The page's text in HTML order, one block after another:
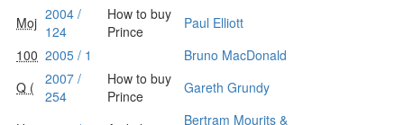
Moj 2004 /
124
How to buy
Prince
Paul Elliott
100 2005 / 1
Bruno MacDonald
Q (
2007 /
254
How to buy
Prince
Gareth Grundy
Bertram Mourits &